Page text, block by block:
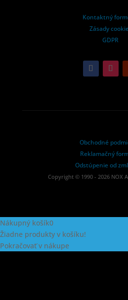
Kontaktný
Zásady
GDPR
Obchodné
Reklamačný
Odstúpenie od
Copyright © 1990 - 2026 NOX
Nákupný košík0
Žiadne produkty v košíku!
Pokračovať v nákupe